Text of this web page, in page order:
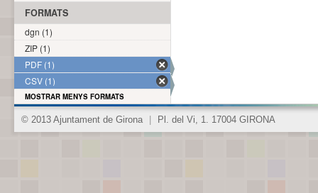
FORMATS
dgn (1)
ZIP (1)
PDF (1)
CSV (1)
MOSTRAR MENYS FORMATS
© 2013 Ajuntament de Girona Pl. del Vi, 1. 17004 GIRONA